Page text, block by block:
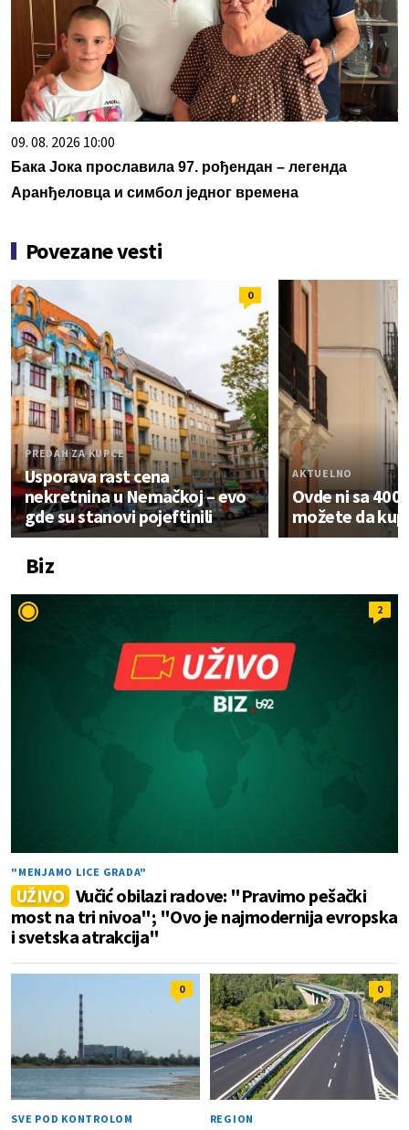
09. 08. 2026 10:00
Бака Јока прославила 97. рођендан – легенда
Аранђеловца и симбол једног времена
Povezane vesti
0
PREDAH ZA KUPCE
Usporava rast cena
nekretnina u Nemačkoj – evo
gde su stanovi pojeftinili
AKTUELNO
Ovde ni sa
možete da
Biz
2
"MENJAMO LICE GRADA"
UŽIVO Vučić obilazi radove: "Pravimo pešački
most na tri nivoa"; "Ovo je najmodernija evropska
i svetska atrakcija"
0
SVE POD KONTROLOM
0
REGION